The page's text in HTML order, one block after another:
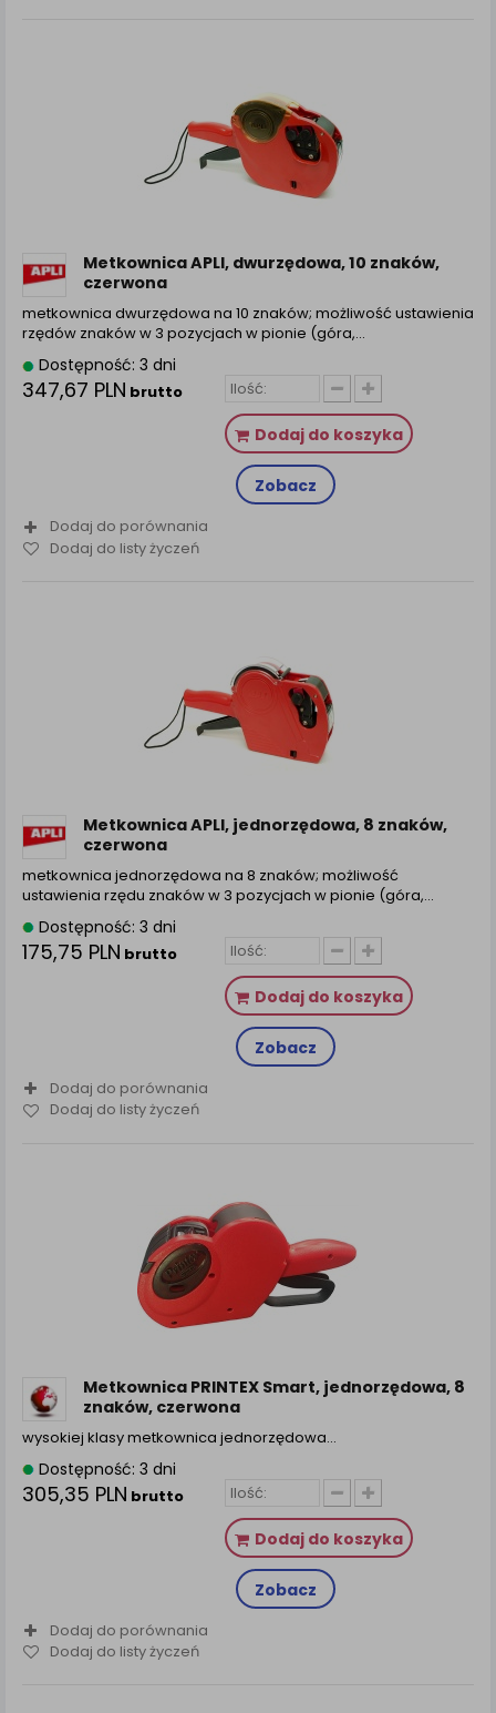
Metkownica APLI, dwurzędowa, 10 znaków,
czerwona
metkownica dwurzędowa na 10 znaków; możliwość ustawienia
rzędów znaków w 3 pozycjach w pionie (góra,...
Dostępność: 3 dni
347,67 PLN brutto
Dodaj do koszyka
Zobacz
Dodaj do porównania
Dodaj do listy życzeń
Metkownica APLI, jednorzędowa, 8 znaków,
czerwona
metkownica jednorzędowa na 8 znaków; możliwość
ustawienia rzędu znaków w 3 pozycjach w pionie (góra,...
Dostępność: 3 dni
175,75 PLN brutto
Dodaj do koszyka
Zobacz
Dodaj do porównania
Dodaj do listy życzeń
Metkownica PRINTEX Smart, jednorzędowa, 8
znaków, czerwona
wysokiej klasy metkownica jednorzędowa…
Dostępność: 3 dni
305,35 PLN brutto
Dodaj do koszyka
Zobacz
Dodaj do porównania
Dodaj do listy życzeń